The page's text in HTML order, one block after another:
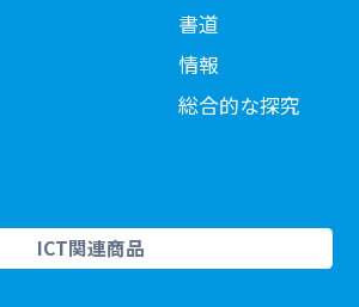
書道
情報
総合的な探究
ICT関連商品